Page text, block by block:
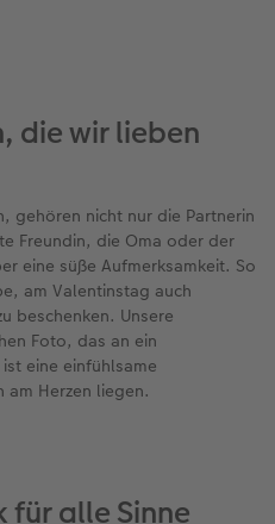
die wir lieben
gehören nicht nur die Partnerin
Freundin, die Oma oder der
eine süße Aufmerksamkeit. So
am Valentinstag auch
beschenken. Unsere
Foto, das an ein
eine einfühlsame
am Herzen liegen.
für alle Sinne